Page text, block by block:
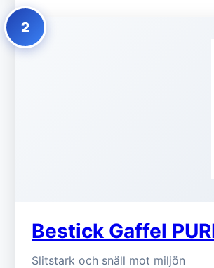
2
Bestick Gaffel
Slitstark och snäll mot miljön